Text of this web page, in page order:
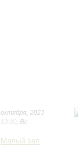
октября 2023
19:00 Вс
Малый зал